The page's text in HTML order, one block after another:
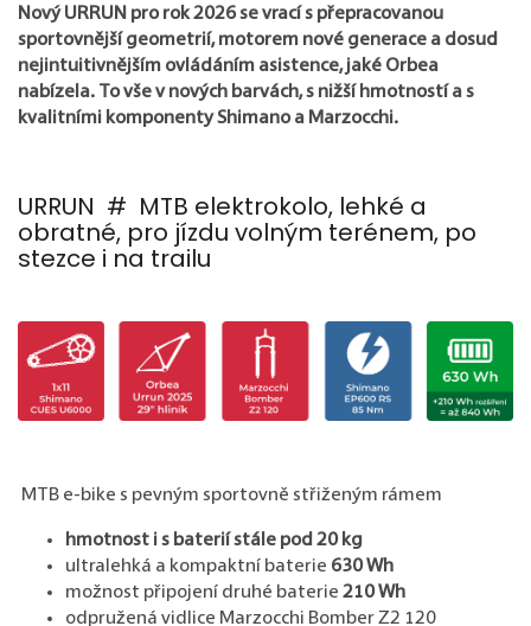
Nový URRUN pro rok 2026 se vrací s přepracovanou
sportovnější geometrií, motorem nové generace a dosud
nejintuitivnějším ovládáním asistence, jaké Orbea
nabízela. To vše v nových barvách, s nižší hmotností a s
kvalitními komponenty Shimano a Marzocchi.
URRUN # MTB elektrokolo, lehké a
obratné, pro jízdu volným terénem, po
stezce i na trailu
MTB e-bike s pevným sportovně střiženým rámem
hmotnost i s baterií stále pod 20 kg
ultralehká a kompaktní baterie 630 Wh
možnost připojení druhé baterie 210 Wh
odpružená vidlice Marzocchi Bomber Z2 120